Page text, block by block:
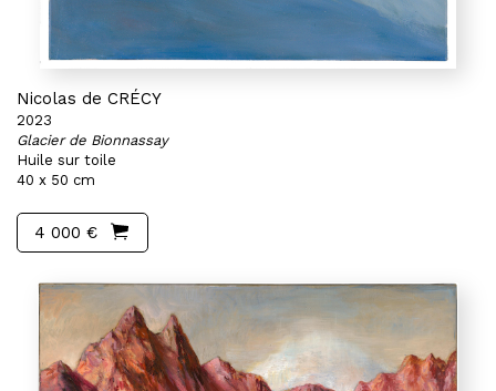
Nicolas de CRÉCY
2023
Glacier de Bionnassay
Huile sur toile
40 x 50 cm
4 000 €